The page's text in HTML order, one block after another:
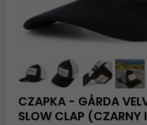
CZAPKA - GÅRDA
SLOW CLAP (CZARNY